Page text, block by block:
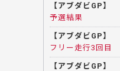
【アブダビGP】
予選結果
【アブダビGP】
フリー走行3回目
【アブダビGP】